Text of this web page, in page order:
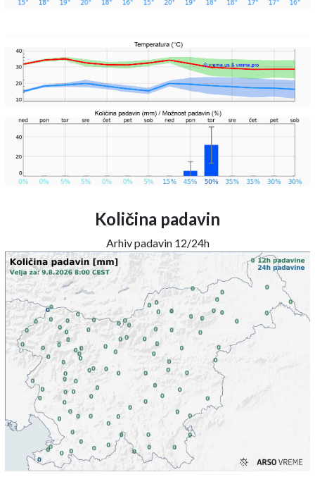
Količina padavin
Arhiv padavin 12/24h